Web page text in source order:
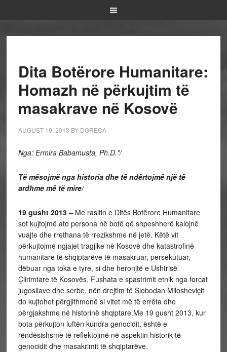
Dita Botërore Humanitare:
Homazh në përkujtim të
masakrave në Kosovë
AUGUST 19, 2013 BY DGRECA
Nga: Ermira Babamusta, Ph.D.*/
Të mësojmë nga historia dhe të ndërtojmë një të
ardhme më të mire/
19 gusht 2013 –Me rasitin e Ditës Botërore Humanitare
sot kujtojmë ato persona në botë që shpeshherë kalojnë
vuajte dhe rrethana të rrezikshme në jetë. Këtë vit
përkujtojmë ngjajet tragjike në Kosovë dhe katastrofinë
humanitare të shqiptarëve të masakruar, persekutuar,
dëbuar nga toka e tyre, si dhe heronjtë e Ushtrisë
Çlirimtare të Kosovës. Fushata e spastrimit etnik nga forcat
jugosllave dhe serbe, nën drejtim të Slobodan Milosheviçit
do kujtohet përgjithmonë si vitet më të errëta dhe
përgjakshme në historinë shqiptare.Me 19 gusht 2013, kur
bota përkujton luftën kundra genocidit, është e
rëndësishsme të reflektojmë në aspektin historik të
genocidit dhe masakrimit të shqiptarëve.